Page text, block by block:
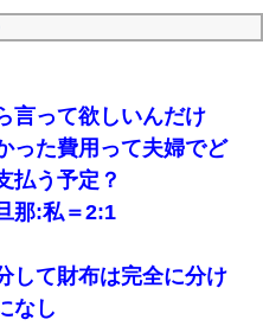
言って欲しいんだけ
った費用って夫婦でど
払う予定？
那:私＝2:1
して財布は完全に分け
なし